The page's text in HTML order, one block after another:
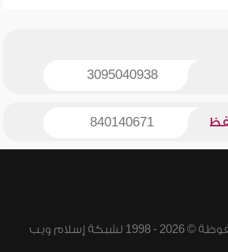
3095040938
840140671
إسلام ويب